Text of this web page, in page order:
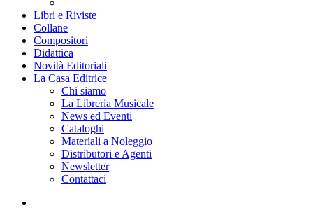
Libri e Riviste
Collane
Compositori
Didattica
Novità Editoriali
La Casa Editrice
Chi siamo
La Libreria Musicale
News ed Eventi
Cataloghi
Materiali a Noleggio
Distributori e Agenti
Newsletter
Contattaci